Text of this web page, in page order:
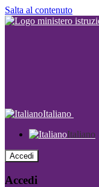
Salta al contenuto
Italiano
Italiano
Accedi
Accedi